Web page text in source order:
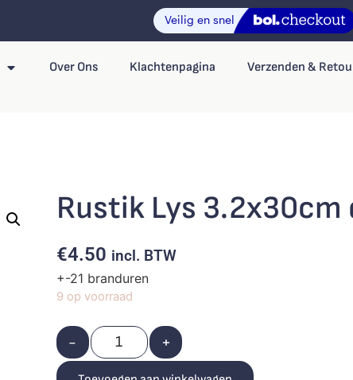
Over Ons Klachtenpagina Verzenden &
Rustik Lys
€4.50 incl. BTW
+-21 branduren
9 op voorraad
- +